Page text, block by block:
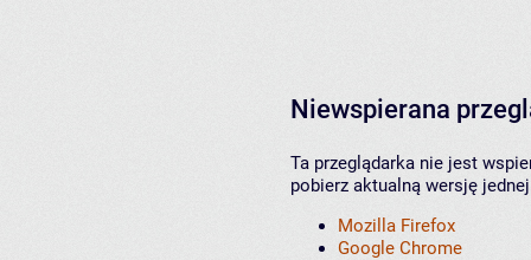
Niewspierana
Ta przeglądarka nie jest
pobierz aktualną wersję
Mozilla Firefox
Google Chrome